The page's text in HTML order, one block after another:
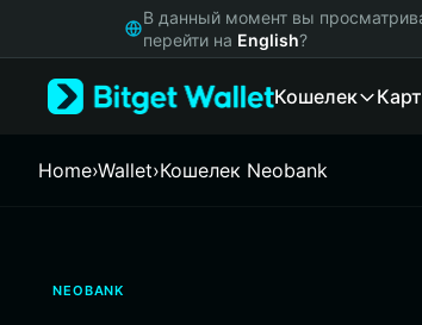
Русский
Italiano
繁體中文
В данный момент вы
перейти на English?
Кошелек
Home›Wallet›Кошелек Neobank
NEOBANK